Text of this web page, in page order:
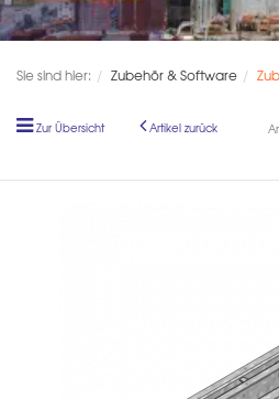
Sie sind hier: Zubehör & Software
Zur Übersicht Artikel zurück